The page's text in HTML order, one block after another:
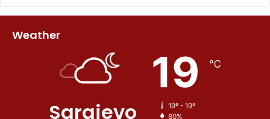
Weather
Sarajevo
19 ℃
19º - 19º
80%